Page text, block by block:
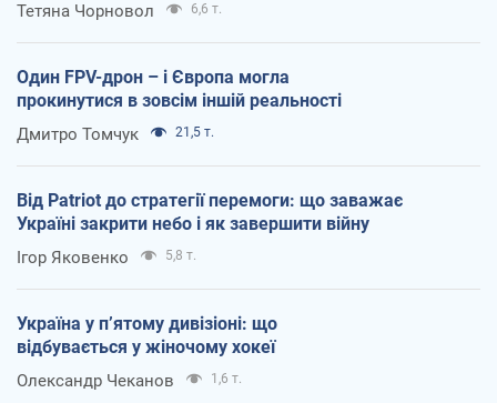
Тетяна Чорновол 6,6 т.
Один FPV-дрон – і Європа могла
прокинутися в зовсім іншій реальності
Дмитро Томчук 21,5 т.
Від Patriot до стратегії перемоги: що заважає
Україні закрити небо і як завершити війну
Ігор Яковенко 5,8 т.
Україна у п’ятому дивізіоні: що
відбувається у жіночому хокеї
Олександр Чеканов 1,6 т.